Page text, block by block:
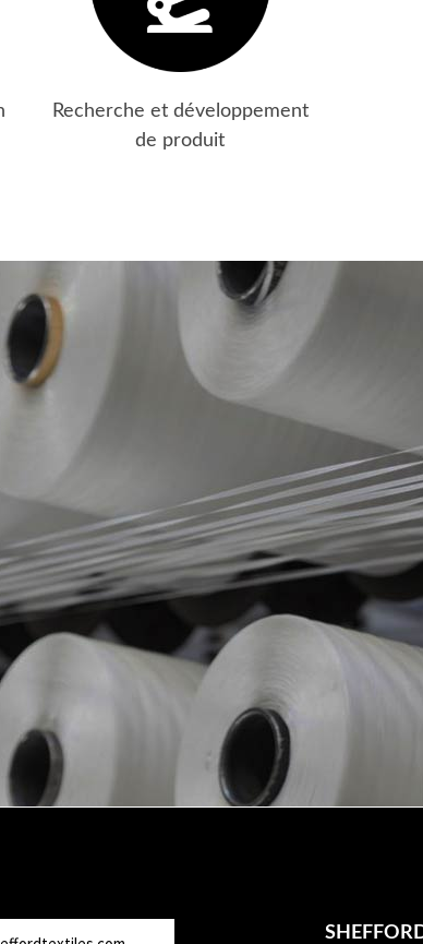
Recherche et développement
de produit